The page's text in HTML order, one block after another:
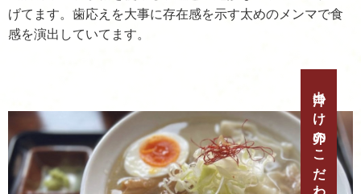
げてます。歯応えを大事に存在感を示す太めのメンマで食
感を演出していてます。
出汁つけ卵のこだわり